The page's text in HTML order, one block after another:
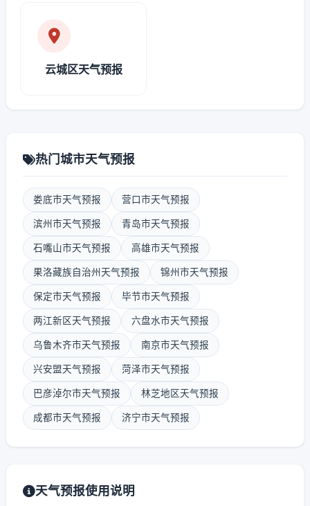
云城区天气预报
热门城市天气预报
娄底市天气预报 营口市天气预报
滨州市天气预报 青岛市天气预报
石嘴山市天气预报 高雄市天气预报
果洛藏族自治州天气预报 锦州市天气预报
保定市天气预报 毕节市天气预报
两江新区天气预报 六盘水市天气预报
乌鲁木齐市天气预报 南京市天气预报
兴安盟天气预报 菏泽市天气预报
巴彦淖尔市天气预报 林芝地区天气预报
成都市天气预报 济宁市天气预报
天气预报使用说明